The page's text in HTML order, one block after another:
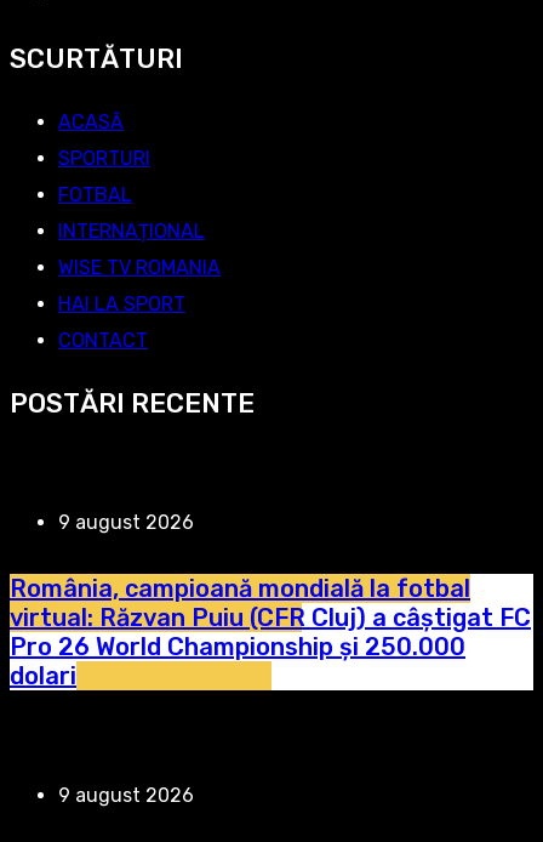
SCURTĂTURI
ACASĂ
SPORTURI
FOTBAL
INTERNAȚIONAL
WISE TV ROMANIA
HAI LA SPORT
CONTACT
POSTĂRI RECENTE
9 august 2026
România, campioană mondială la fotbal
virtual: Răzvan Puiu (CFR Cluj) a câștigat FC
Pro 26 World Championship și 250.000
dolari
9 august 2026